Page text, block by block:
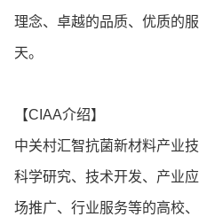
理念、卓越的品质、优质的
天。
【CIAA介绍】
中关村汇智抗菌新材料产业
科学研究、技术开发、产业
场推广、行业服务等的高校